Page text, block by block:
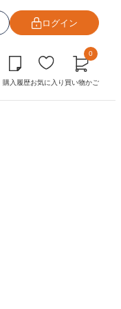
ログイン
購入履歴お気に入り
0
買い物かご